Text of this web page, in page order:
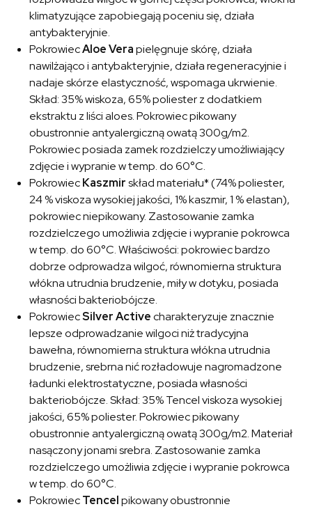
klimatyzujące zapobiegają poceniu się, działa
antybakteryjnie.
PokrowiecAloe Verapielęgnuje skórę, działa
nawilżająco i antybakteryjnie, działa regeneracyjnie i
nadaje skórze elastyczność, wspomaga ukrwienie.
Skład: 35% wiskoza, 65% poliester z dodatkiem
ekstraktu z liści aloes. Pokrowiec pikowany
obustronnie antyalergiczną owatą 300g/m2.
Pokrowiec posiada zamek rozdzielczy umożliwiający
zdjęcie i wypranie w temp. do 60°C.
PokrowiecKaszmirskład materiału* (74% poliester,
24 % viskoza wysokiej jakości, 1% kaszmir, 1 % elastan),
pokrowiec niepikowany. Zastosowanie zamka
rozdzielczego umożliwia zdjęcie i wypranie pokrowca
w temp. do 60°C. Właściwości: pokrowiec bardzo
dobrze odprowadza wilgoć, równomierna struktura
włókna utrudnia brudzenie, miły w dotyku, posiada
własności bakteriobójcze.
PokrowiecSilver Activecharakteryzuje znacznie
lepsze odprowadzanie wilgoci niż tradycyjna
bawełna, równomierna struktura włókna utrudnia
brudzenie, srebrna nić rozładowuje nagromadzone
ładunki elektrostatyczne, posiada własności
bakteriobójcze. Skład: 35% Tencel viskoza wysokiej
jakości, 65% poliester. Pokrowiec pikowany
obustronnie antyalergiczną owatą 300g/m2. Materiał
nasączony jonami srebra. Zastosowanie zamka
rozdzielczego umożliwia zdjęcie i wypranie pokrowca
w temp. do 60°C.
PokrowiecTencelpikowany obustronnie